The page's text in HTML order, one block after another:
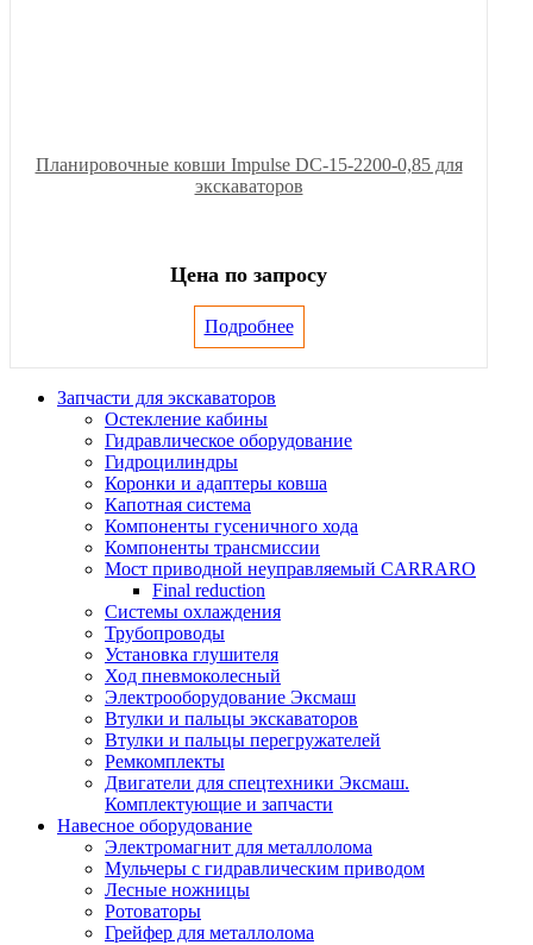
Планировочные ковши Impulse DC-15-2200-0,85 для
экскаваторов
Цена по запросу
Подробнее
Запчасти для экскаваторов
Остекление кабины
Гидравлическое оборудование
Гидроцилиндры
Коронки и адаптеры ковша
Капотная система
Компоненты гусеничного хода
Компоненты трансмиссии
Мост приводной неуправляемый CARRARO
Final reduction
Системы охлаждения
Трубопроводы
Установка глушителя
Ход пневмоколесный
Электрооборудование Эксмаш
Втулки и пальцы экскаваторов
Втулки и пальцы перегружателей
Ремкомплекты
Двигатели для спецтехники Эксмаш.
Комплектующие и запчасти
Навесное оборудование
Электромагнит для металлолома
Мульчеры с гидравлическим приводом
Лесные ножницы
Ротоваторы
Грейфер для металлолома